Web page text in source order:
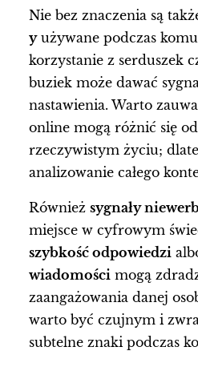
Nie bez znaczenia są
yużywane podczas
korzystanie z serduszek
buziek może dawać
nastawienia. Warto
online mogą różnić się
rzeczywistym życiu;
analizowanie całego
Również sygnały
miejsce w cyfrowym
szybkość odpowiedzi
wiadomości mogą
zaangażowania danej
warto być czujnym i
subtelne znaki podczas